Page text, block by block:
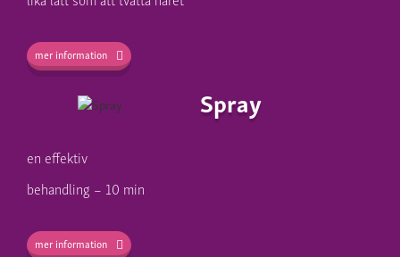
mer information
Spray
en effektiv
behandling – 10 min
mer information